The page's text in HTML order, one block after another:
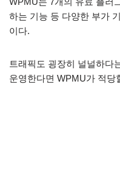
하는 기능 등 다양한 부가
이다.
트래픽도 굉장히 널널하다
운영한다면 WPMU가 적당